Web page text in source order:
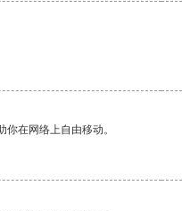
在网络上自由移动。